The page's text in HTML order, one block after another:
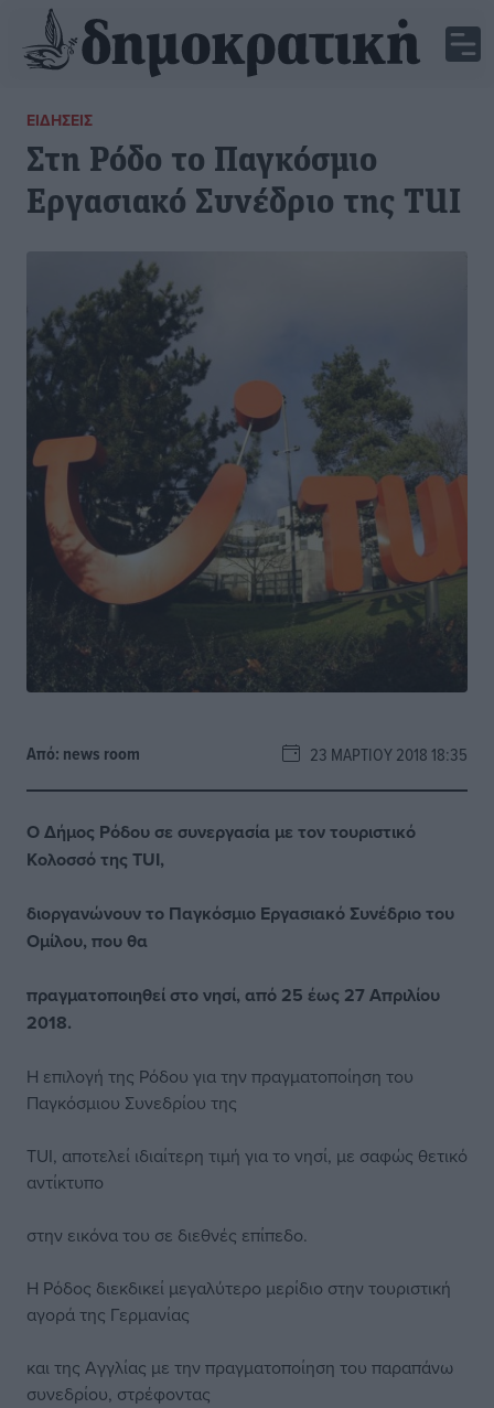
ΕΙΔΉΣΕΙΣ
Στη Ρόδο το Παγκόσμιο
Εργασιακό Συνέδριο της TUI
Από: news room 23 ΜΑΡΤΊΟΥ 2018 18:35
Ο Δήμος Ρόδου σε συνεργασία με τον τουριστικό
Κολοσσό της TUI,
διοργανώνουν το Παγκόσμιο Εργασιακό Συνέδριο του
Ομίλου, που θα
πραγματοποιηθεί στο νησί, από 25 έως 27 Απριλίου
2018.
Η επιλογή της Ρόδου για την πραγματοποίηση του
Παγκόσμιου Συνεδρίου της
TUΙ, αποτελεί ιδιαίτερη τιμή για το νησί, με σαφώς θετικό
αντίκτυπο
στην εικόνα του σε διεθνές επίπεδο.
Η Ρόδος διεκδικεί μεγαλύτερο μερίδιο στην τουριστική
αγορά της Γερμανίας
και της Αγγλίας με την πραγματοποίηση του παραπάνω
συνεδρίου, στρέφοντας